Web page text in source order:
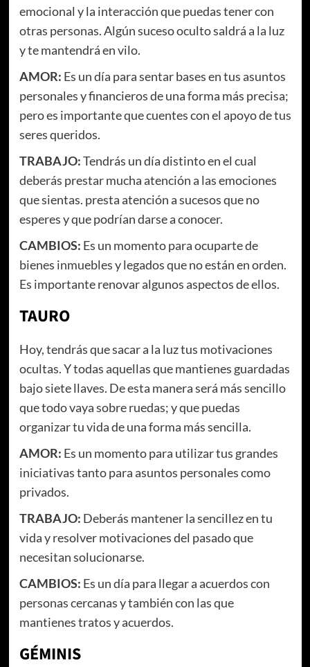
emocional y la interacción que puedas tener con
otras personas. Algún suceso oculto saldrá a la luz
y te mantendrá en vilo.
AMOR: Es un día para sentar bases en tus asuntos
personales y financieros de una forma más precisa;
pero es importante que cuentes con el apoyo de tus
seres queridos.
TRABAJO:Tendrás un día distinto en el cual
deberás prestar mucha atención a las emociones
que sientas. presta atención a sucesos que no
esperes y que podrían darse a conocer.
CAMBIOS: Es un momento para ocuparte de
bienes inmuebles y legados que no están en orden.
Es importante renovar algunos aspectos de ellos.
TAURO
Hoy, tendrás que sacar a la luz tus motivaciones
ocultas. Y todas aquellas que mantienes guardadas
bajo siete llaves. De esta manera será más sencillo
que todo vaya sobre ruedas; y que puedas
organizar tu vida de una forma más sencilla.
AMOR: Es un momento para utilizar tus grandes
iniciativas tanto para asuntos personales como
privados.
TRABAJO: Deberás mantener la sencillez en tu
vida y resolver motivaciones del pasado que
necesitan solucionarse.
CAMBIOS: Es un día para llegar a acuerdos con
personas cercanas y también con las que
mantienes tratos y acuerdos.
GÉMINIS